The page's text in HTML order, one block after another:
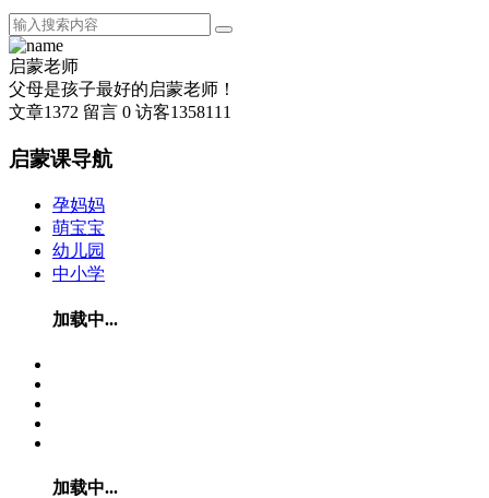
启蒙老师
父母是孩子最好的启蒙老师！
文章1372 留言 0 访客1358111
启蒙课导航
孕妈妈
萌宝宝
幼儿园
中小学
加载中...
加载中...